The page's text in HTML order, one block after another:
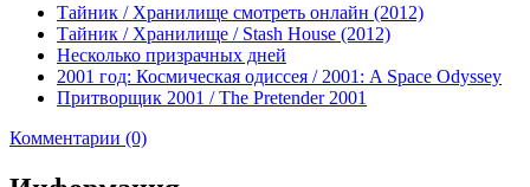
Тайник / Хранилище смотреть онлайн (2012)
Тайник / Хранилище / Stash House (2012)
Несколько призрачных дней
2001 год: Космическая одиссея / 2001: A Space Odyssey
Притворщик 2001 / The Pretender 2001
Комментарии (0)